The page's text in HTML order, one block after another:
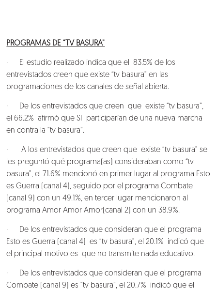
PROGRAMAS DE “TV BASURA”
· El estudio realizado indica que el 83.5% de los
entrevistados creen que existe “tv basura” en las
programaciones de los canales de señal abierta.
· De los entrevistados que creen que existe “tv basura”,
el 66.2% afirmó que SI participarían de una nueva marcha
en contra la “tv basura”.
· A los entrevistados que creen que existe “tv basura” se
les preguntó qué programa(as) consideraban como “tv
basura”, el 71.6% mencionó en primer lugar al programa Esto
es Guerra (canal 4), seguido por el programa Combate
(canal 9) con un 49.1%, en tercer lugar mencionaron al
programa Amor Amor Amor(canal 2) con un 38.9%.
· De los entrevistados que consideran que el programa
Esto es Guerra (canal 4) es “tv basura”, el 20.1% indicó que
el principal motivo es que no transmite nada educativo.
· De los entrevistados que consideran que el programa
Combate (canal 9) es “tv basura”, el 20.7% indicó que el